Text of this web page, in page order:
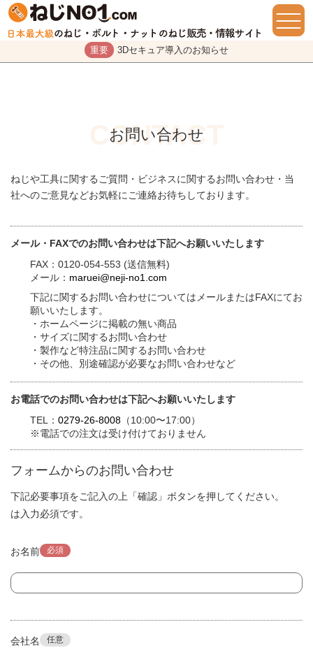
重要 3Dセキュア導入のお知らせ
お問い合わせ
ねじや工具に関するご質問・ビジネスに関するお問い合わせ・当
社へのご意見などお気軽にご連絡お待ちしております。
メール・FAXでのお問い合わせは下記へお願いいたします
FAX：0120-054-553 (送信無料)
メール： maruei@neji-no1.com
下記に関するお問い合わせについてはメールまたはFAXにてお
願いいたします。
・ホームページに掲載の無い商品
・サイズに関するお問い合わせ
・製作など特注品に関するお問い合わせ
・その他、別途確認が必要なお問い合わせなど
お電話でのお問い合わせは下記へお願いいたします
TEL： 0279-26-8008 （10:00〜17:00）
※電話での注文は受け付けておりません
フォームからのお問い合わせ
下記必要事項をご記入の上「確認」ボタンを押してください。
は入力必須です。
お名前 必須
会社名 任意